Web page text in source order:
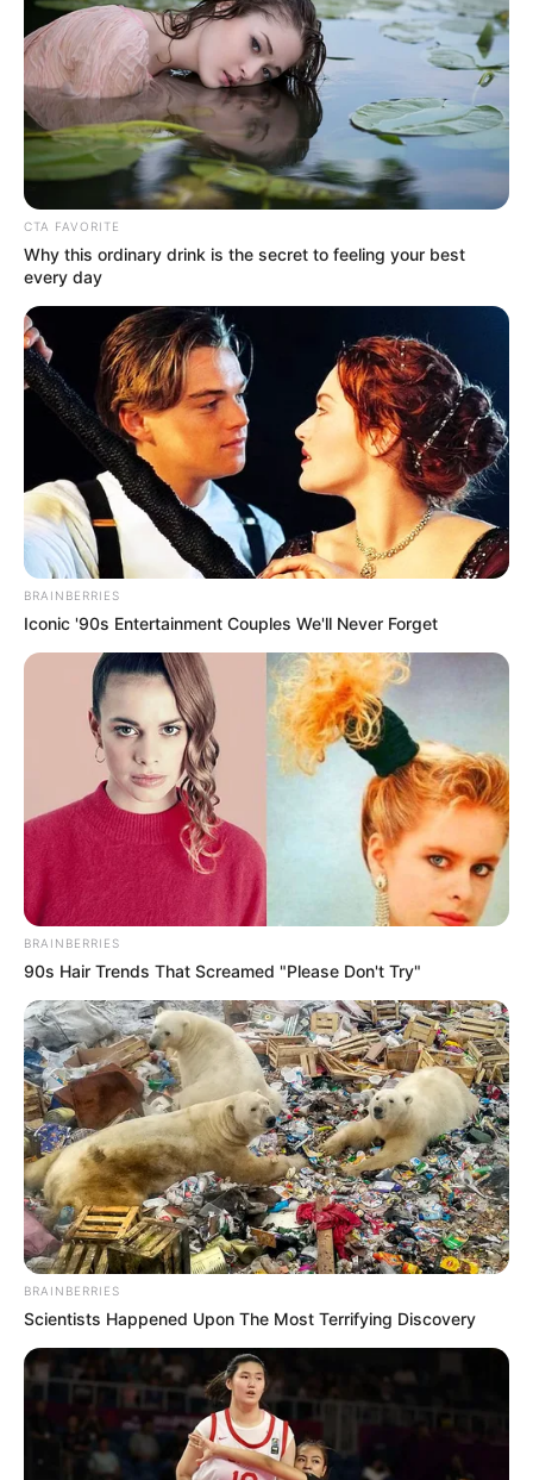
CTA FAVORITE
Why this ordinary drink is the secret to feeling your best
every day
BRAINBERRIES
Iconic '90s Entertainment Couples We'll Never Forget
BRAINBERRIES
90s Hair Trends That Screamed "Please Don't Try"
BRAINBERRIES
Scientists Happened Upon The Most Terrifying Discovery